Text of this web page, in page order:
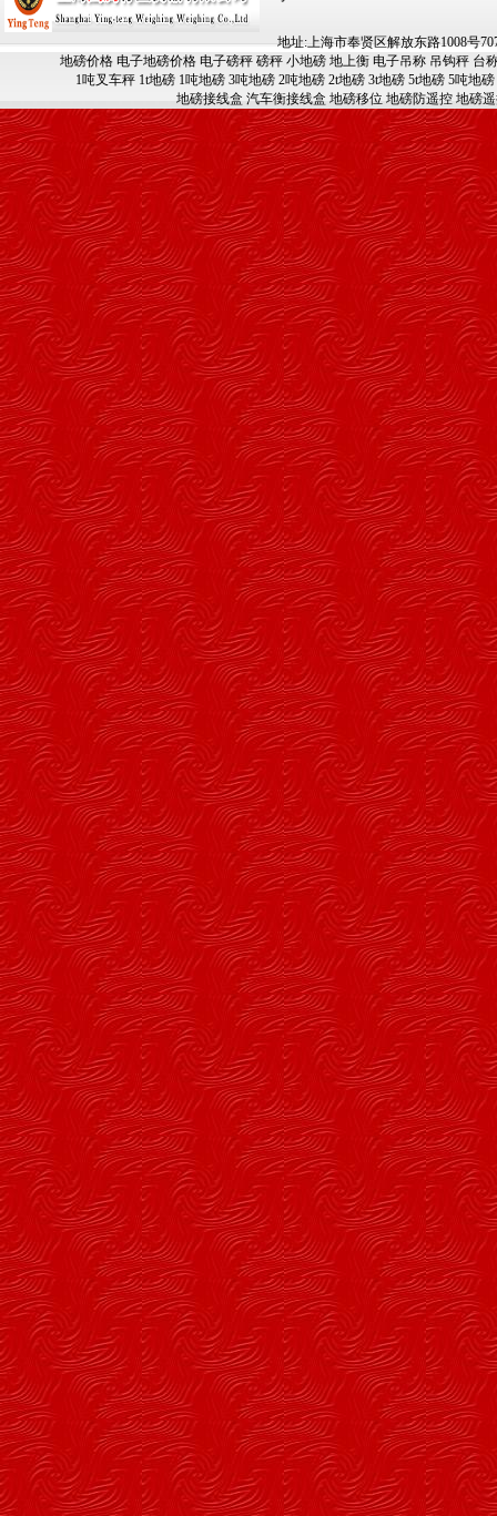
地址:上海市奉贤区解放东路1008号
地磅价格 电子地磅价格 电子磅秤 磅秤 小地磅 地上衡 电子吊称 吊钩秤 台
1吨叉车秤 1t地磅 1吨地磅 3吨地磅 2吨地磅 2t地磅 3t地磅 5t地磅 5吨地磅
地磅接线盒 汽车衡接线盒 地磅移位 地磅防遥控 地磅